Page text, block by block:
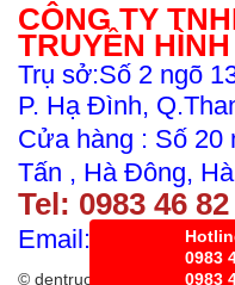
CÔNG TY
TRUYỀN
Trụ sở:Số 2 ngõ
P. Hạ Đình,
Cửa hàng : Số 20
Tấn , Hà Đông,
Tel: 0983 46
Email:
© dentruongquay.com
0983
0983